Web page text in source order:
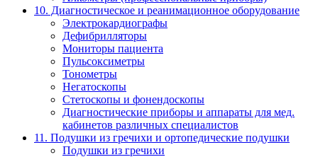
10. Диагностическое и реанимационное оборудование
Электрокардиографы
Дефибрилляторы
Мониторы пациента
Пульсоксиметры
Тонометры
Негатоскопы
Стетоскопы и фонендоскопы
Диагностические приборы и аппараты для мед.
кабинетов различных специалистов
11. Подушки из гречихи и ортопедические подушки
Подушки из гречихи